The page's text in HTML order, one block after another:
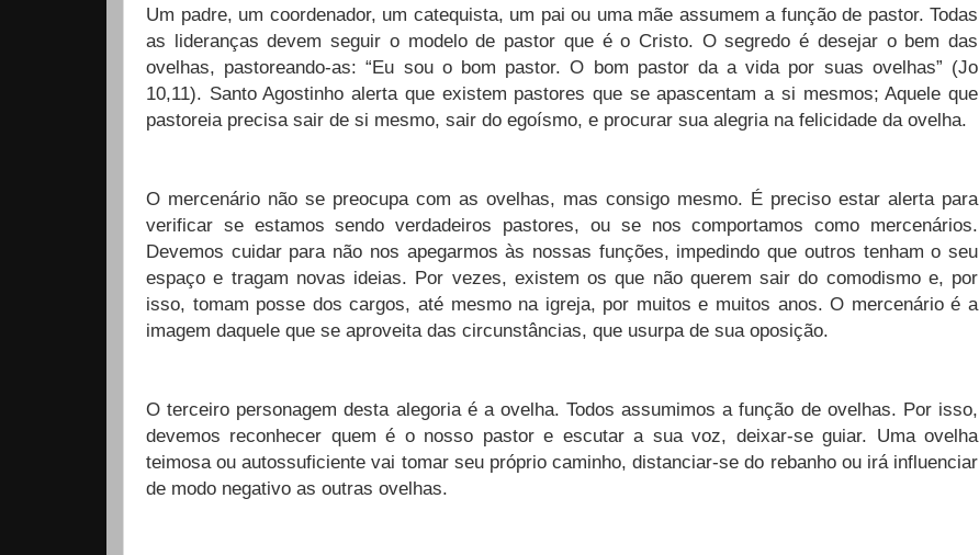
Um padre, um coordenador, um catequista, um pai ou uma mãe assumem a função de pastor. Todas
as lideranças devem seguir o modelo de pastor que é o Cristo. O segredo é desejar o bem das
ovelhas, pastoreando-as: “Eu sou o bom pastor. O bom pastor da a vida por suas ovelhas” (Jo
10,11). Santo Agostinho alerta que existem pastores que se apascentam a si mesmos; Aquele que
pastoreia precisa sair de si mesmo, sair do egoísmo, e procurar sua alegria na felicidade da ovelha.
O mercenário não se preocupa com as ovelhas, mas consigo mesmo. É preciso estar alerta para
verificar se estamos sendo verdadeiros pastores, ou se nos comportamos como mercenários.
Devemos cuidar para não nos apegarmos às nossas funções, impedindo que outros tenham o seu
espaço e tragam novas ideias. Por vezes, existem os que não querem sair do comodismo e, por
isso, tomam posse dos cargos, até mesmo na igreja, por muitos e muitos anos. O mercenário é a
imagem daquele que se aproveita das circunstâncias, que usurpa de sua oposição.
O terceiro personagem desta alegoria é a ovelha. Todos assumimos a função de ovelhas. Por isso,
devemos reconhecer quem é o nosso pastor e escutar a sua voz, deixar-se guiar. Uma ovelha
teimosa ou autossuficiente vai tomar seu próprio caminho, distanciar-se do rebanho ou irá influenciar
de modo negativo as outras ovelhas.